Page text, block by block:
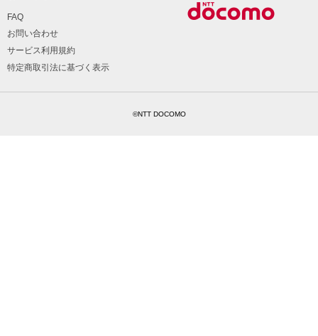
FAQ
お問い合わせ
サービス利用規約
特定商取引法に基づく表示
©NTT DOCOMO